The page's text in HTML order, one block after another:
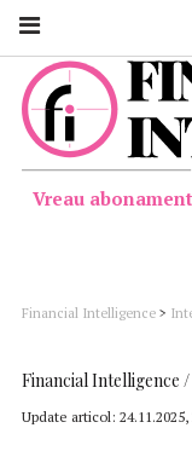
Vreau abonament
Financial Intelligence >
Financial Intelligence
Update articol: